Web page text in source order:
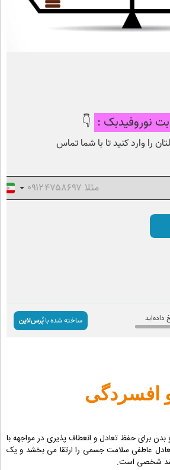
افسردگی
بدن برای حفظ تعادل و انعطاف پذیری در مواجهه با
عاطفی سلامت جسمی را ارتقا می بخشد و یک
رشد شخصی است.